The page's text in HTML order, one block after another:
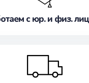
с юр. и физ.